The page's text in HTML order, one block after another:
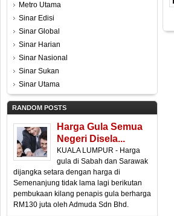
Metro Utama
Sinar Edisi
Sinar Global
Sinar Harian
Sinar Nasional
Sinar Sukan
Sinar Utama
RANDOM POSTS
Harga Gula Semua
Negeri Disela...
KUALA LUMPUR - Harga
gula di Sabah dan Sarawak
dijangka setara dengan harga di
Semenanjung tidak lama lagi berikutan
pembukaan kilang penapis gula berharga
RM130 juta oleh Admuda Sdn Bhd.